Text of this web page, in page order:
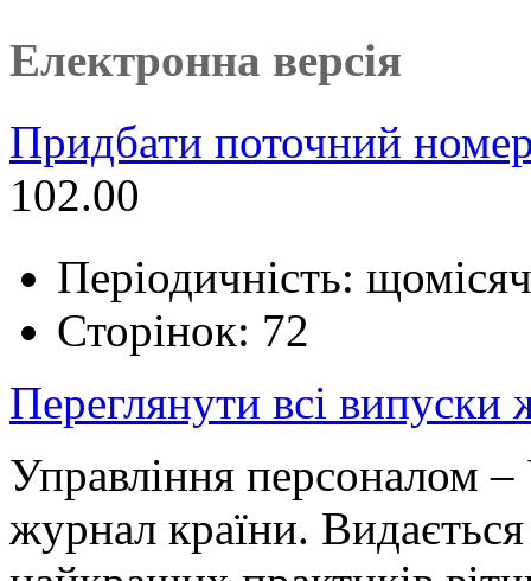
Електронна версія
Придбати поточний
102.00
Періодичність:
Сторінок: 72
Переглянути всі випуски
Управління персоналом
журнал країни.